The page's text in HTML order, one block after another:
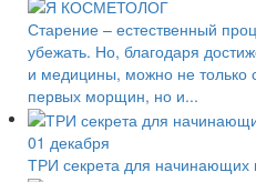
Старение – естественный
убежать. Но, благодаря
и медицины, можно не только
первых морщин, но и...
01 декабря
ТРИ секрета для начинающих